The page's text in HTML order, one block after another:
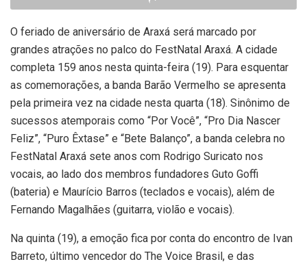
O feriado de aniversário de Araxá será marcado por
grandes atrações no palco do FestNatal Araxá. A cidade
completa 159 anos nesta quinta-feira (19). Para esquentar
as comemorações, a banda Barão Vermelho se apresenta
pela primeira vez na cidade nesta quarta (18). Sinônimo de
sucessos atemporais como “Por Você”, “Pro Dia Nascer
Feliz”, “Puro Êxtase” e “Bete Balanço”, a banda celebra no
FestNatal Araxá sete anos com Rodrigo Suricato nos
vocais, ao lado dos membros fundadores Guto Goffi
(bateria) e Maurício Barros (teclados e vocais), além de
Fernando Magalhães (guitarra, violão e vocais).
Na quinta (19), a emoção fica por conta do encontro de Ivan
Barreto, último vencedor do The Voice Brasil, e das